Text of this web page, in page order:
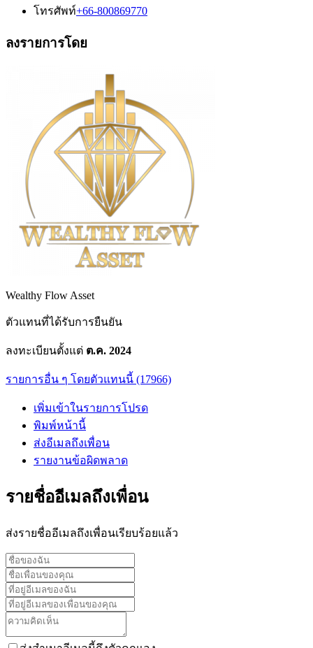
โทรศัพท์+66-800869770
ลงรายการโดย
Wealthy Flow Asset
ตัวแทนที่ได้รับการยืนยัน
ลงทะเบียนตั้งแต่ ต.ค. 2024
รายการอื่น ๆ โดยตัวแทนนี้ (17966)
เพิ่มเข้าในรายการโปรด
พิมพ์หน้านี้
ส่งอีเมลถึงเพื่อน
รายงานข้อผิดพลาด
รายชื่ออีเมลถึงเพื่อน
ส่งรายชื่ออีเมลถึงเพื่อนเรียบร้อยแล้ว